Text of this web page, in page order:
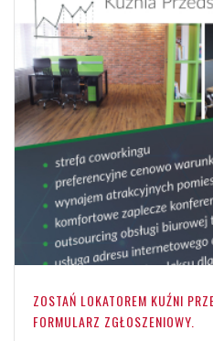
ZOSTAŃ LOKATOREM KUŹNI
FORMULARZ ZGŁOSZENIOWY.